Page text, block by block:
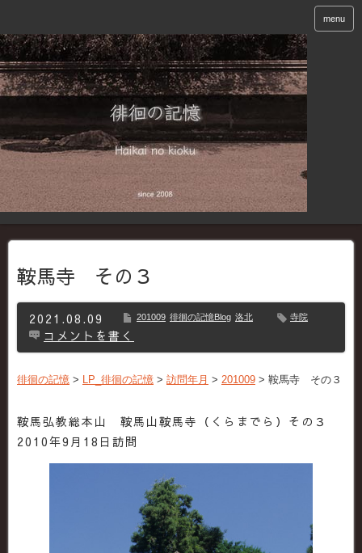
menu
鞍馬寺 その３
2021.08.09 201009 徘徊の記憶Blog 洛北 寺院
コメントを書く
徘徊の記憶 > LP_徘徊の記憶 > 訪問年月 > 201009 > 鞍馬寺 その３
鞍馬弘教総本山 鞍馬山鞍馬寺（くらまでら）その３
2010年9月18日訪問